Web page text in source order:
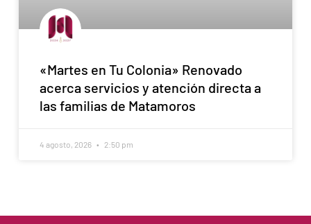
«Martes en Tu Colonia» Renovado
acerca servicios y atención directa a
las familias de Matamoros
4 agosto, 2026 2:50 pm